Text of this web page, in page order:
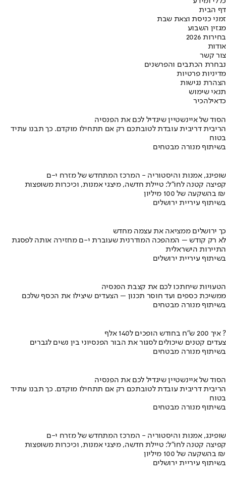
דף הבית
זמני כניסת וצאת שבת
מגזין השבוע
בחירות 2026
אודות
צור קשר
נבחרת הכתבים והפרשנים
מדיניות פרטיות
הצהרת נגישות
תנאי שימוש
כדאילהכיר
הסוד של איינשטיין שיגדיל לכם את הפנסיה
הריבית דריבית עובדת לטובתכם רק אם תתחילו מוקדם. כך תבנו עתיד
בטוח
בשיתוף מנורה מבטחים
שופינג, אמנות והיסטוריה - המרכז המתחדש של מזרח י-ם
קפיצה קטנה לחו"ל: טיילת חדשה, מיצגי אמנות, וכיכרות משופצות
בהשקעה של 100 מיליון ₪
בשיתוף עיריית ירושלים
כך ירושלים ממציאה את עצמה מחדש
לא רק קודש – המהפכה המודרנית שעוברת י-ם מחזירה אותה לפסגת
התיירות הישראלית
בשיתוף עיריית ירושלים
הטעויות שיחתכו לכם את קצבת הפנסיה
ממשיכת כספים ועד חוסר תכנון – הצעדים שיצילו את הכסף שלכם
בשיתוף מנורה מבטחים
איך 200 ש"ח בחודש הופכים ל140 אלף ?
צעדים קטנים שיכולים לסגור את הבור הפנסיוני בין נשים לגברים
בשיתוף מנורה מבטחים
הסוד של איינשטיין שיגדיל לכם את הפנסיה
הריבית דריבית עובדת לטובתכם רק אם תתחילו מוקדם. כך תבנו עתיד
בטוח
בשיתוף מנורה מבטחים
שופינג, אמנות והיסטוריה - המרכז המתחדש של מזרח י-ם
קפיצה קטנה לחו"ל: טיילת חדשה, מיצגי אמנות, וכיכרות משופצות
בהשקעה של 100 מיליון ₪
בשיתוף עיריית ירושלים